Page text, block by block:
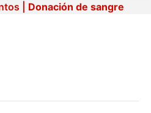
Donación de sangre